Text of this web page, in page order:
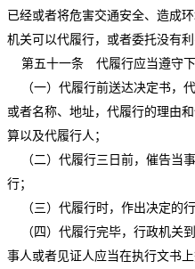
已经或者将危害交通安全、造成
机关可以代履行，或者委托没有
第五十一条 代履行应当遵守下
（一）代履行前送达决定书，
或者名称、地址，代履行的理由
算以及代履行人；
（二）代履行三日前，催告当
行；
（三）代履行时，作出决定的行
（四）代履行完毕，行政机关
事人或者见证人应当在执行文书上